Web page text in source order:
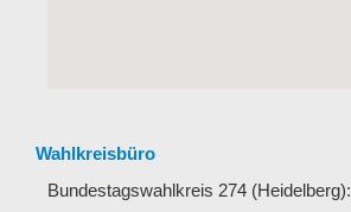
Wahlkreisbüro
Bundestagswahlkreis 274 (Heidelberg):